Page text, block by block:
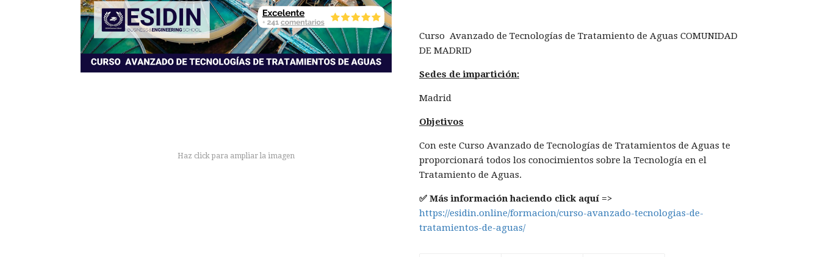
Haz click para ampliar la imagen
Curso Avanzado de Tecnologías de Tratamiento de Aguas COMUNIDAD
DE MADRID
Sedes de impartición:
Madrid
Objetivos
Con este Curso Avanzado de Tecnologías de Tratamientos de Aguas te
proporcionará todos los conocimientos sobre la Tecnología en el
Tratamiento de Aguas.
✅ Más información haciendo click aquí =>
https://esidin.online/formacion/curso-avanzado-tecnologias-de-
tratamientos-de-aguas/